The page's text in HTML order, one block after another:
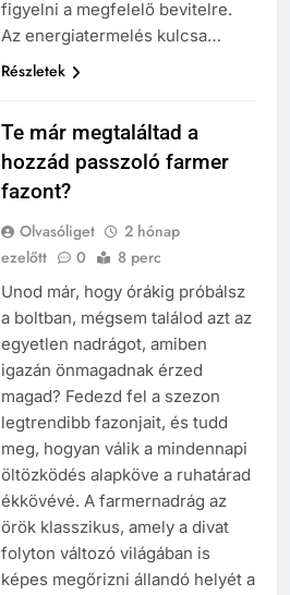
figyelni a megfelelő bevitelre.
Az energiatermelés kulcsa…
Részletek
Te már megtaláltad a
hozzád passzoló farmer
fazont?
Olvasóliget
2 hónap
ezelőtt
0 8 perc
Unod már, hogy órákig próbálsz
a boltban, mégsem találod azt az
egyetlen nadrágot, amiben
igazán önmagadnak érzed
magad? Fedezd fel a szezon
legtrendibb fazonjait, és tudd
meg, hogyan válik a mindennapi
öltözködés alapköve a ruhatárad
ékkövévé. A farmernadrág az
örök klasszikus, amely a divat
folyton változó világában is
képes megőrizni állandó helyét a